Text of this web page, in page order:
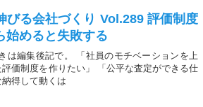
びる会社づくり Vol.289 評価制度
始めると失敗する
は編集後記で。 「社員のモチベーションを上
価制度を作りたい」 「公平な査定ができる仕
得して動くは